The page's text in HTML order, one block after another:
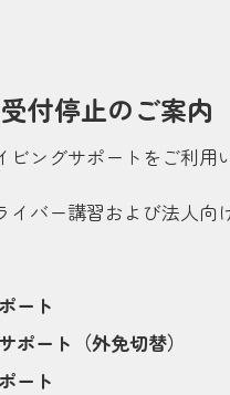
付停止のご案内
ングサポートをご利用
イバー講習および法人
ート
ポート（外免切替）
ート